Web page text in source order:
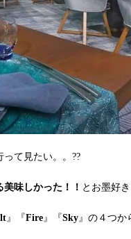
て見たい。。??
味しかった！！ とお墨好き
』『Fire』『Sky』の４つか